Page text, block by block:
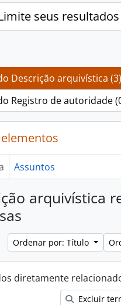
seus
Descrição arquivística (3)
Registro de autoridade
Assuntos
arquivística
Ordenar por: Título
diretamente
Excluir